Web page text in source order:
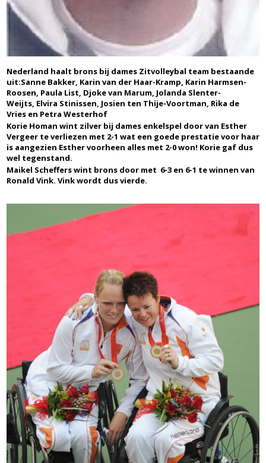
Nederland haalt brons bij dames Zitvolleybal team bestaande
uit:Sanne Bakker, Karin van der Haar-Kramp, Karin Harmsen-
Roosen, Paula List, Djoke van Marum, Jolanda Slenter-
Weijts, Elvira Stinissen, Josien ten Thije-Voortman, Rika de
Vries en Petra Westerhof
Korie Homan wint zilver bij dames enkelspel door van Esther
Vergeer te verliezen met 2-1 wat een goede prestatie voor haar
is aangezien Esther voorheen alles met 2-0 won! Korie gaf dus
wel tegenstand.
Maikel Scheffers wint brons door met 6-3 en 6-1 te winnen van
Ronald Vink. Vink wordt dus vierde.